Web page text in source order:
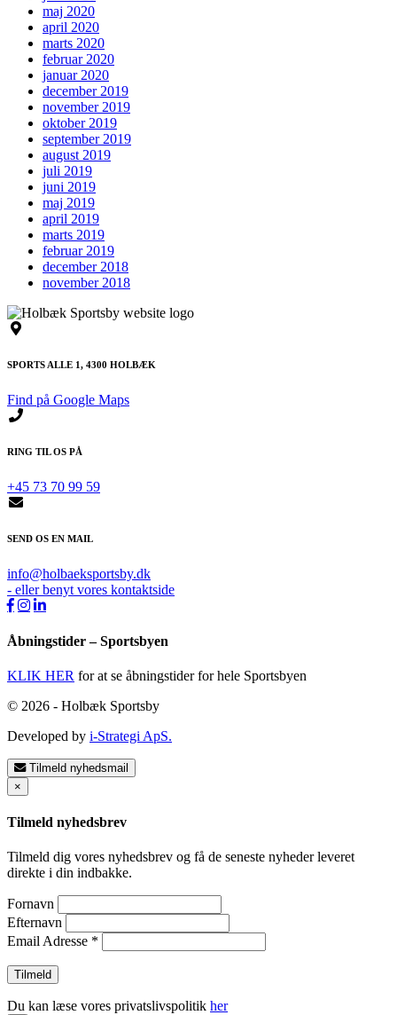
maj 2020
april 2020
marts 2020
februar 2020
januar 2020
december 2019
november 2019
oktober 2019
september 2019
august 2019
juli 2019
juni 2019
maj 2019
april 2019
marts 2019
februar 2019
december 2018
november 2018
SPORTS ALLE 1, 4300 HOLBÆK
Find på Google Maps
RING TIL OS PÅ
+45 73 70 99 59
SEND OS EN MAIL
info@holbaeksportsby.dk
- eller benyt vores kontaktside
Åbningstider – Sportsbyen
KLIK HER for at se åbningstider for hele Sportsbyen
© 2026 - Holbæk Sportsby
Developed by i-Strategi ApS.
Tilmeld nyhedsmail
×
Tilmeld nyhedsbrev
Tilmeld dig vores nyhedsbrev og få de seneste nyheder leveret
direkte i din indbakke.
Fornavn
Efternavn
Email Adresse *
Du kan læse vores privatslivspolitik her